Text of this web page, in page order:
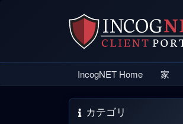
IncogNET Home 家
カテゴリ